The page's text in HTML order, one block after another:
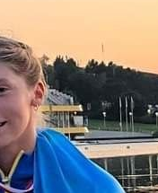
Середа отримав